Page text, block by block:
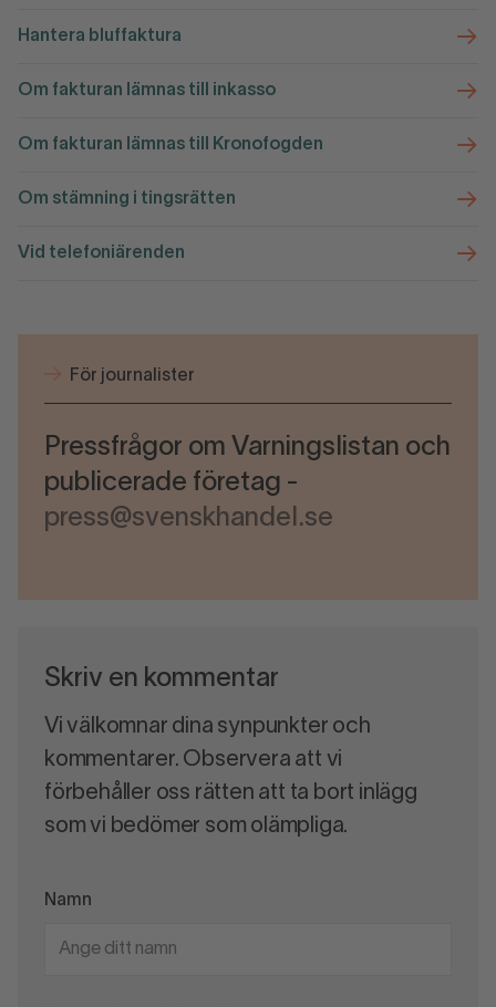
Hantera bluffaktura
Om fakturan lämnas till inkasso
Om fakturan lämnas till Kronofogden
Om stämning i tingsrätten
Vid telefoniärenden
För journalister
Pressfrågor om Varningslistan och
publicerade företag -
press@svenskhandel.se
Skriv en kommentar
Vi välkomnar dina synpunkter och
kommentarer. Observera att vi
förbehåller oss rätten att ta bort inlägg
som vi bedömer som olämpliga.
Namn